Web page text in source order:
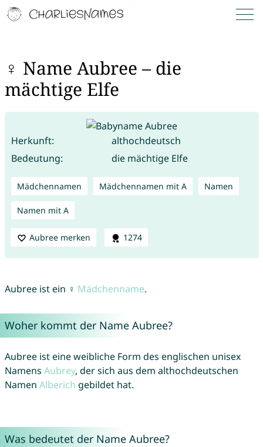
♀ Name Aubree – die
mächtige Elfe
Herkunft:
althochdeutsch
Bedeutung:
die mächtige Elfe
Mädchennamen Mädchennamen mit A Namen
Namen mit A
Aubree merken 1274
Aubree ist ein ♀ Mädchenname.
Woher kommt der Name Aubree?
Aubree ist eine weibliche Form des englischen unisex
Namens Aubrey, der sich aus dem althochdeutschen
Namen Alberich gebildet hat.
Was bedeutet der Name Aubree?